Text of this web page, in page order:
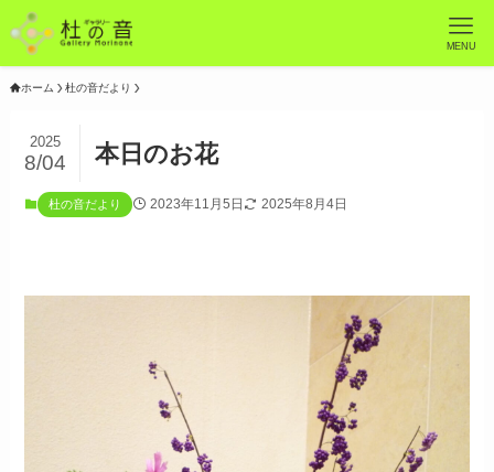
MENU
ホーム 杜の音だより
本日のお花
2025
8/04
杜の音だより 2023年11月5日 2025年8月4日